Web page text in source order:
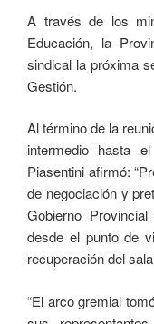
A través de los
Educación, la
sindical la próxima
Gestión.
Al término de la
intermedio hasta
Piasentini afirmó:
de negociación y
Gobierno
desde el punto de
recuperación del
“El arco gremial